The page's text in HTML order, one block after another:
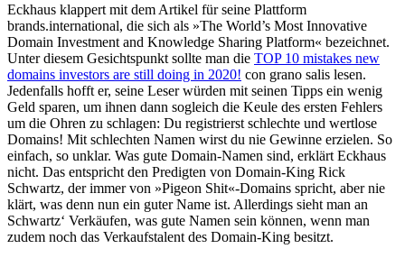
Eckhaus klappert mit dem Artikel für seine Plattform
brands.international, die sich als »The World’s Most Innovative
Domain Investment and Knowledge Sharing Platform« bezeichnet.
Unter diesem Gesichtspunkt sollte man die TOP 10 mistakes new
domains investors are still doing in 2020! con grano salis lesen.
Jedenfalls hofft er, seine Leser würden mit seinen Tipps ein wenig
Geld sparen, um ihnen dann sogleich die Keule des ersten Fehlers
um die Ohren zu schlagen: Du registrierst schlechte und wertlose
Domains! Mit schlechten Namen wirst du nie Gewinne erzielen. So
einfach, so unklar. Was gute Domain-Namen sind, erklärt Eckhaus
nicht. Das entspricht den Predigten von Domain-King Rick
Schwartz, der immer von »Pigeon Shit«-Domains spricht, aber nie
klärt, was denn nun ein guter Name ist. Allerdings sieht man an
Schwartz‘ Verkäufen, was gute Namen sein können, wenn man
zudem noch das Verkaufstalent des Domain-King besitzt.